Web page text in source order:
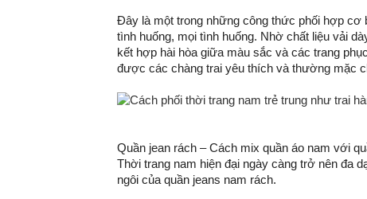
Đây là một trong những công thức phối hợp cơ
tình huống, mọi tình huống. Nhờ chất liệu vải
kết hợp hài hòa giữa màu sắc và các trang
được các chàng trai yêu thích và thường mặc
Quần jean rách – Cách mix quần áo nam với
Thời trang nam hiện đại ngày càng trở nên đa
ngôi của quần jeans nam rách.